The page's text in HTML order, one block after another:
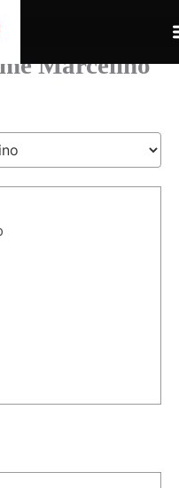
Marcelino